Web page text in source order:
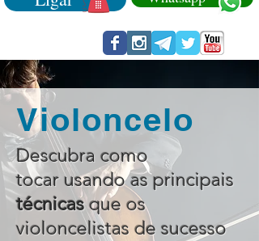
Violoncelo
Descubra como
tocar usando as principais
técnicasque os
violoncelistas de sucesso